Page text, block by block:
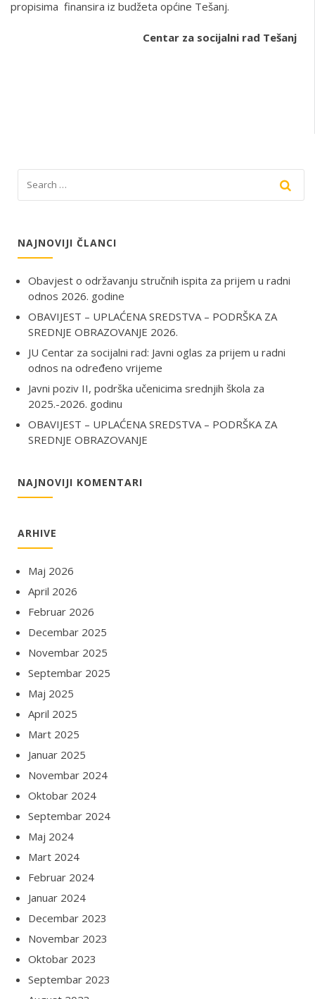
propisima finansira iz budžeta općine Tešanj.
Centar za socijalni rad Tešanj
NAJNOVIJI ČLANCI
Obavjest o održavanju stručnih ispita za prijem u radni
odnos 2026. godine
OBAVIJEST – UPLAĆENA SREDSTVA – PODRŠKA ZA
SREDNJE OBRAZOVANJE 2026.
JU Centar za socijalni rad: Javni oglas za prijem u radni
odnos na određeno vrijeme
Javni poziv II, podrška učenicima srednjih škola za
2025.-2026. godinu
OBAVIJEST – UPLAĆENA SREDSTVA – PODRŠKA ZA
SREDNJE OBRAZOVANJE
NAJNOVIJI KOMENTARI
ARHIVE
Maj 2026
April 2026
Februar 2026
Decembar 2025
Novembar 2025
Septembar 2025
Maj 2025
April 2025
Mart 2025
Januar 2025
Novembar 2024
Oktobar 2024
Septembar 2024
Maj 2024
Mart 2024
Februar 2024
Januar 2024
Decembar 2023
Novembar 2023
Oktobar 2023
Septembar 2023